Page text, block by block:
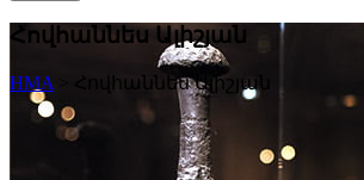
Հովհաննես Ալիշյան
HMA Հովհաննես Ալիշյան